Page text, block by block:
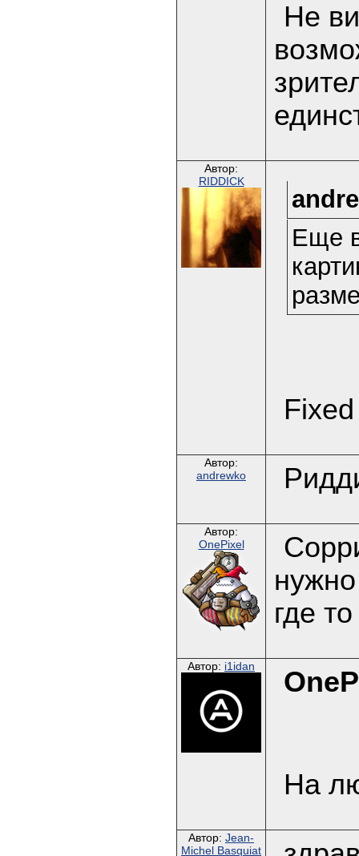
Не
Автор:
RIDDICK
Еще
Fixed
Автор:
andrewko
Автор:
OnePixel
где
Автор: i1idan
На
Автор: Jean-
Michel Basquiat